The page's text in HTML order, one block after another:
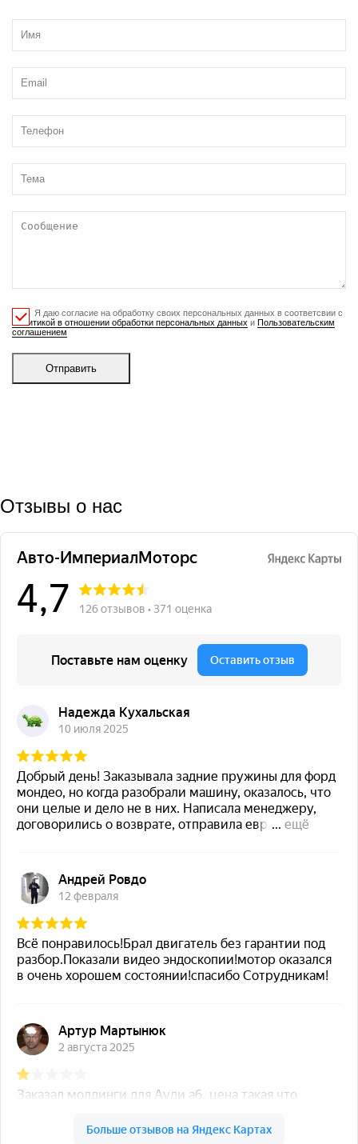
Я даю согласие на обработку своих персональных данных в соответсвии с
Политикой в отношении обработки персональных данных и Пользовательским
соглашением
Отправить
Отзывы о нас